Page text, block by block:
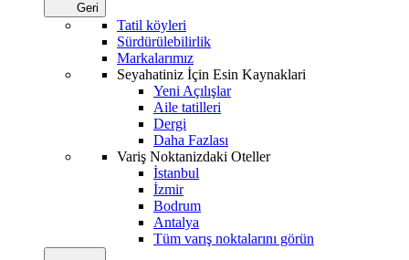
Geri
Tatil köyleri
Sürdürülebilirlik
Markalarımız
Seyahatiniz İçin Esin Kaynaklari
Yeni Açılışlar
Aile tatilleri
Dergi
Daha Fazlası
Variş Noktanizdaki Oteller
İstanbul
İzmir
Bodrum
Antalya
Tüm varış noktalarını görün